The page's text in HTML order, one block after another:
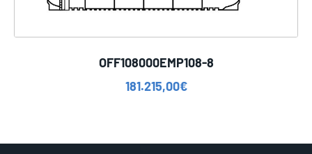
OFF108000EMP108-8
181.215,00€